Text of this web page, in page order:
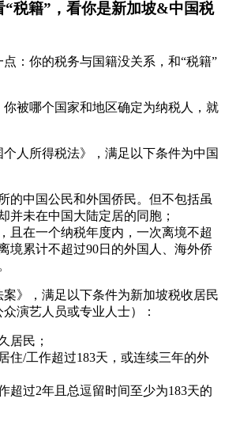
“税籍”，看你是新加坡&中国税
：你的税务与国籍没关系，和“税籍”
被哪个国家和地区确定为纳税人，就
人所得税法》，满足以下条件为中国
的中国公民和外国侨民。但不包括虽
并未在中国大陆定居的同胞；
且在一个纳税年度内，一次离境不超
境累计不超过90日的外国人、海外侨
》，满足以下条件为新加坡税收居民
众演艺人员或专业人士）：
居民；
住/工作超过183天，或连续三年的外
超过2年且总逗留时间至少为183天的